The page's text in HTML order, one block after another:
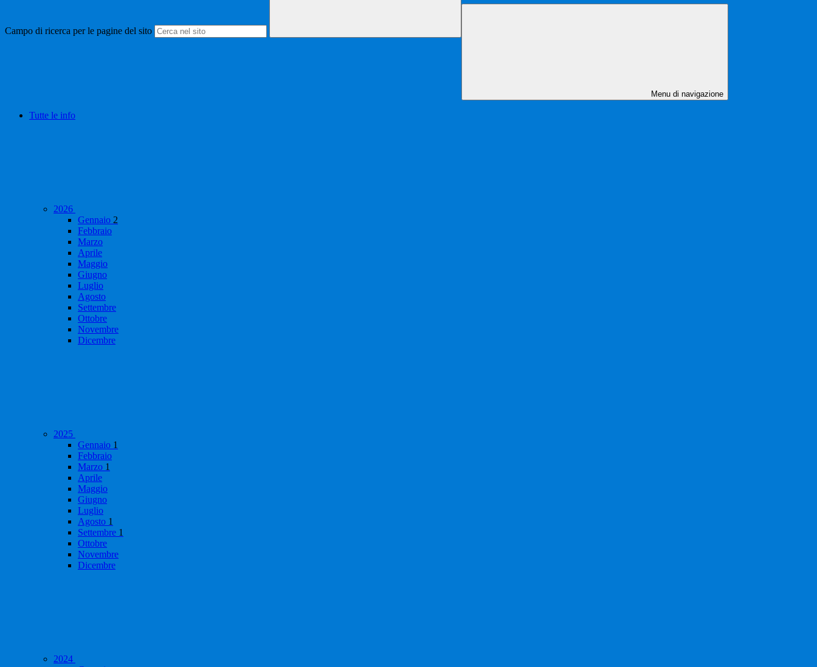
Campo di ricerca per le pagine del sito
Menu di navigazione
Tutte le info
2026
Gennaio 2
Febbraio
Marzo
Aprile
Maggio
Giugno
Luglio
Agosto
Settembre
Ottobre
Novembre
Dicembre
2025
Gennaio 1
Febbraio
Marzo 1
Aprile
Maggio
Giugno
Luglio
Agosto 1
Settembre 1
Ottobre
Novembre
Dicembre
2024